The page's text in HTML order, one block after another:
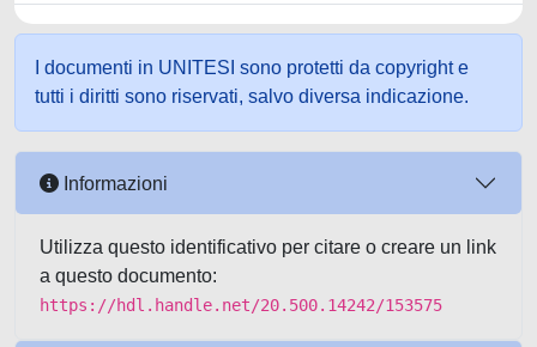
I documenti in UNITESI sono protetti da copyright e
tutti i diritti sono riservati, salvo diversa indicazione.
Informazioni
Utilizza questo identificativo per citare o creare un link
a questo documento:
https://hdl.handle.net/20.500.14242/153575